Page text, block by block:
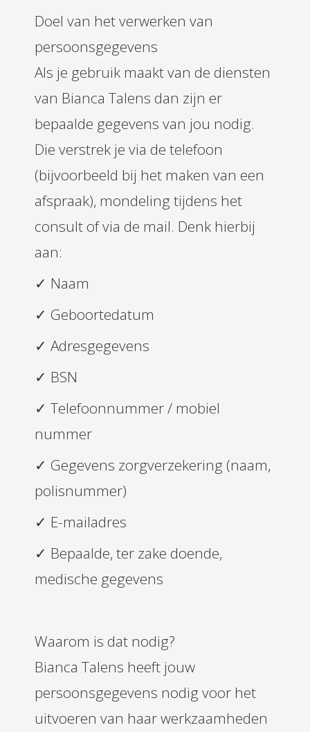
Doel van het verwerken van
persoonsgegevens
Als je gebruik maakt van de diensten
van Bianca Talens dan zijn er
bepaalde gegevens van jou nodig.
Die verstrek je via de telefoon
(bijvoorbeeld bij het maken van een
afspraak), mondeling tijdens het
consult of via de mail. Denk hierbij
aan:
✓ Naam
✓ Geboortedatum
✓ Adresgegevens
✓ BSN
✓ Telefoonnummer / mobiel
nummer
✓ Gegevens zorgverzekering (naam,
polisnummer)
✓ E-mailadres
✓ Bepaalde, ter zake doende,
medische gegevens
Waarom is dat nodig?
Bianca Talens heeft jouw
persoonsgegevens nodig voor het
uitvoeren van haar werkzaamheden